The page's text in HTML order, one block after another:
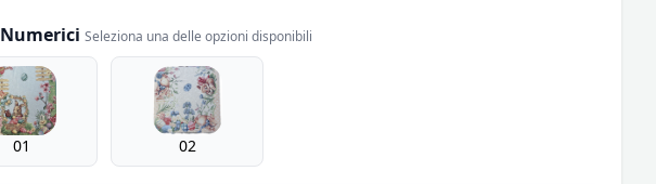
Seleziona una delle opzioni disponibili
01 02